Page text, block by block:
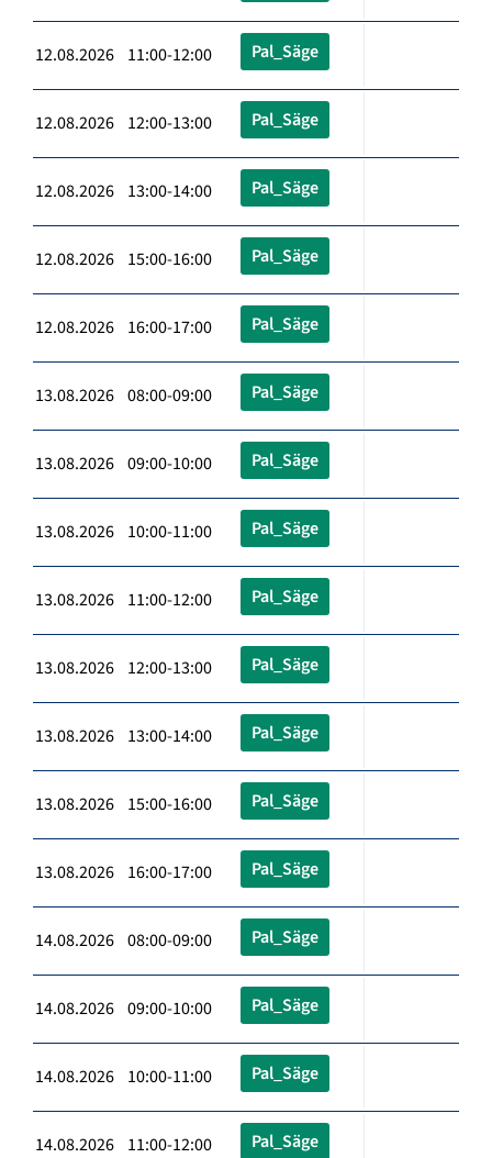
12.08.2026 11:00-12:00 Pal_Säge
12.08.2026 12:00-13:00 Pal_Säge
12.08.2026 13:00-14:00 Pal_Säge
12.08.2026 15:00-16:00 Pal_Säge
12.08.2026 16:00-17:00 Pal_Säge
13.08.2026 08:00-09:00 Pal_Säge
13.08.2026 09:00-10:00 Pal_Säge
13.08.2026 10:00-11:00 Pal_Säge
13.08.2026 11:00-12:00 Pal_Säge
13.08.2026 12:00-13:00 Pal_Säge
13.08.2026 13:00-14:00 Pal_Säge
13.08.2026 15:00-16:00 Pal_Säge
13.08.2026 16:00-17:00 Pal_Säge
14.08.2026 08:00-09:00 Pal_Säge
14.08.2026 09:00-10:00 Pal_Säge
14.08.2026 10:00-11:00 Pal_Säge
14.08.2026 11:00-12:00 Pal_Säge